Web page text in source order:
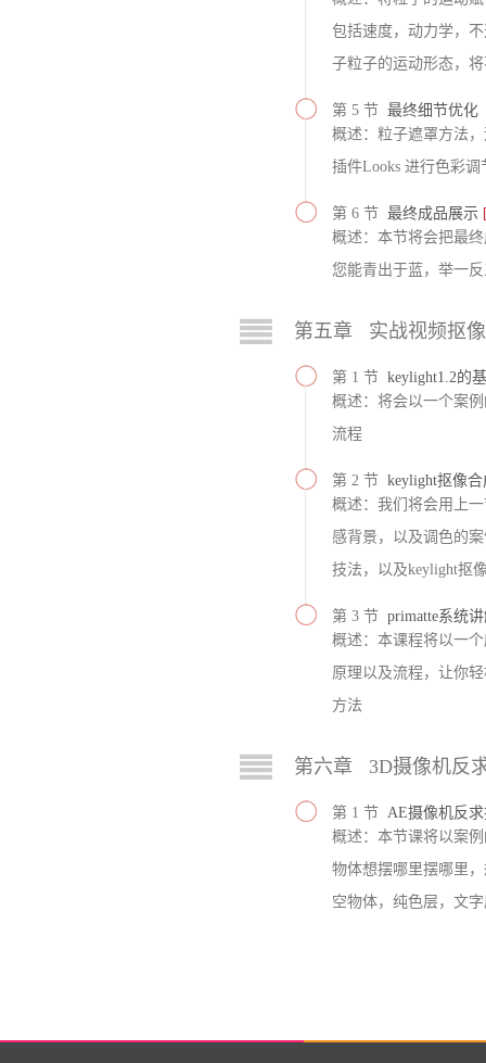
包括速度，动力学，
子粒子的运动形态，
第 5 节 最终细节优化
概述：粒子遮罩方法
插件Looks 进行色彩调
第 6 节 最终成品展示
概述：本节将会把最
您能青出于蓝，举一
第五章 实战视频抠
第 1 节 keylight1.2的
概述：将会以一个案
流程
第 2 节 keylight抠像
概述：我们将会用上
感背景，以及调色的
技法，以及keylight抠
第 3 节 primatte系统
概述：本课程将以一
原理以及流程，让你
方法
第六章 3D摄像机反
第 1 节 AE摄像机反
概述：本节课将以案
物体想摆哪里摆哪里
空物体，纯色层，文